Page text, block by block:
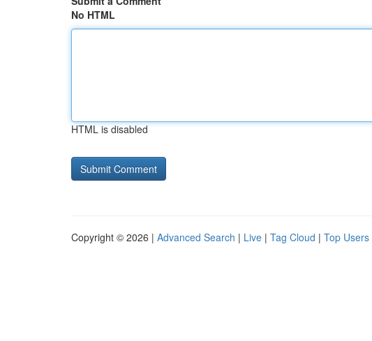
No HTML
HTML is disabled
Copyright © 2026 | Advanced Search | Live | Tag Cloud | Top Users